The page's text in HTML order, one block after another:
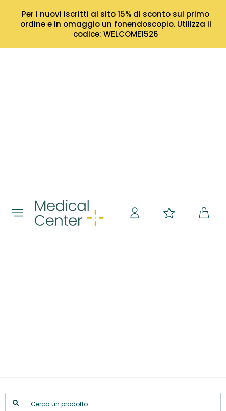
Per i nuovi iscritti al sito 15% di sconto sul primo
ordine e in omaggio un fonendoscopio. Utilizza il
codice: WELCOME1526